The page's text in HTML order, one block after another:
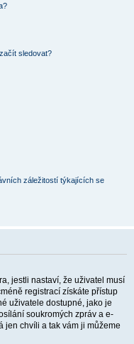
sledovat?
záležitostí týkajících se
jestli nastaví, že uživatel musí
registrací získáte přístup
uživatele dostupné, jako je
soukromých zpráv a e-
jen chvíli a tak vám ji můžeme